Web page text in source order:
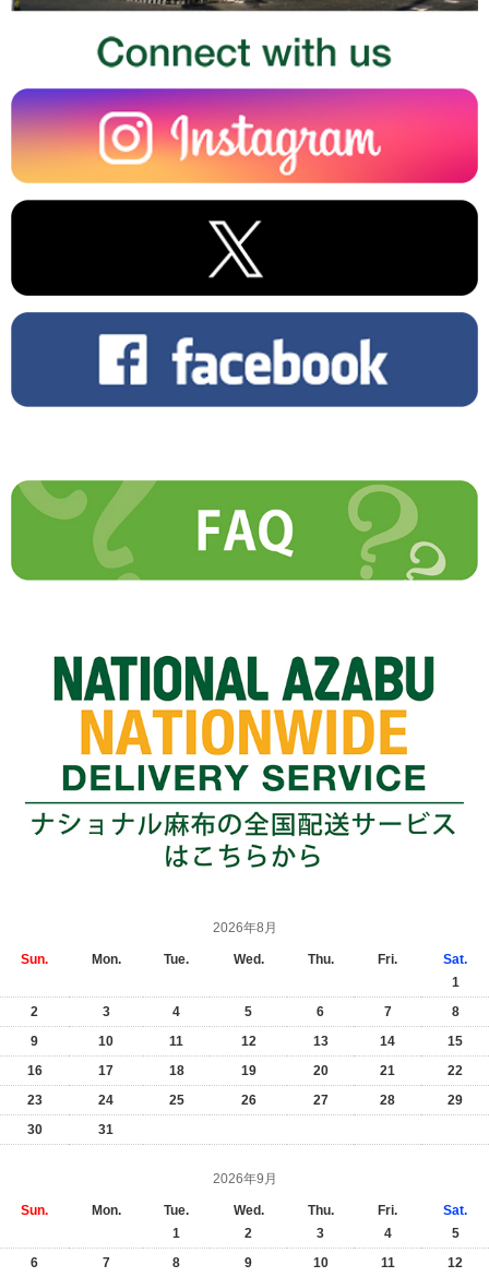
2026年8月
Sun. Mon. Tue. Wed. Thu. Fri.
Sat.
1
2
3 4 5 6 7
8
9
10 11 12 13 14
15
16
17 18 19 20 21
22
23
24 25 26 27 28
29
30
31
2026年9月
Sun. Mon. Tue. Wed. Thu. Fri.
Sat.
1
2 3 4
5
6
7 8 9 10 11 12